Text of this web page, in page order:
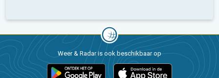
Weer & Radar is ook beschikbaar op